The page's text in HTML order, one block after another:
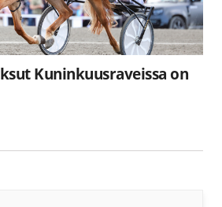
Kuninkuusraveissa on